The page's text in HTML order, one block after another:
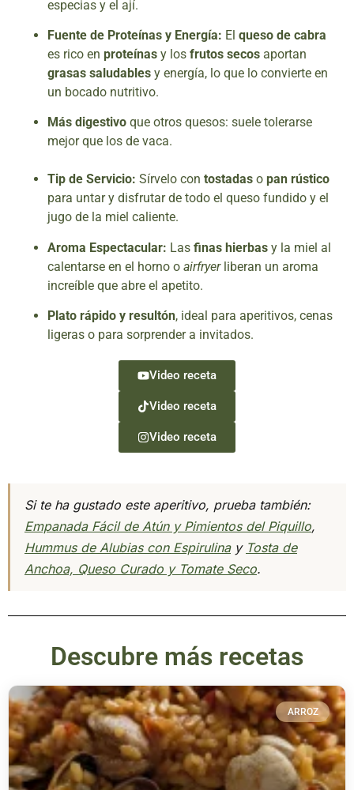
especias y el ají.
Fuente de Proteínas y Energía: El queso de cabra
es rico en proteínas y los frutos secos aportan
grasas saludables y energía, lo que lo convierte en
un bocado nutritivo.
Más digestivo que otros quesos: suele tolerarse
mejor que los de vaca.
Tip de Servicio: Sírvelo con tostadas o pan rústico
para untar y disfrutar de todo el queso fundido y el
jugo de la miel caliente.
Aroma Espectacular: Las finas hierbas y la miel al
calentarse en el horno o airfryerliberan un aroma
increíble que abre el apetito.
Plato rápido y resultón, ideal para aperitivos, cenas
ligeras o para sorprender a invitados.
Video receta
Video receta
Video receta
Si te ha gustado este aperitivo, prueba también:
Empanada Fácil de Atún y Pimientos del Piquillo,
Hummus de Alubias con Espirulinay Tosta de
Anchoa, Queso Curado y Tomate Seco.
Descubre más recetas
ARROZ